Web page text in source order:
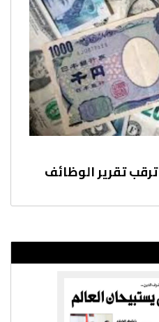
ترقب تقرير الوظائف